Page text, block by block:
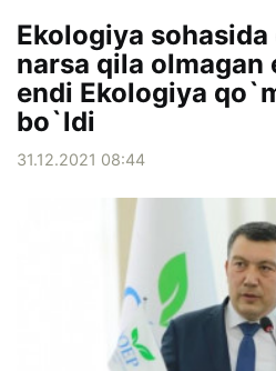
Ekologiya
narsa qila
endi Ekologiya
bo`ldi
31.12.2021 08:44